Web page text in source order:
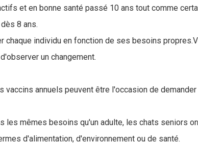
et en bonne santé passé 10 ans tout comme
8 ans.
chaque individu en fonction de ses besoins
un changement.
vaccins annuels peuvent être l'occasion de
les mêmes besoins qu'un adulte, les chats seniors
d'alimentation, d'environnement ou de santé.